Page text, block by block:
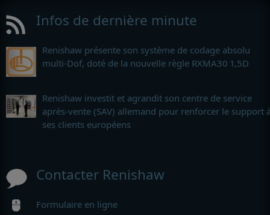
Infos de dernière minute
Renishaw présente son système de codage absolu
multi-Dof, doté de la nouvelle règle RXMA30 1,5D
Renishaw investit et agrandit son centre de service
après-vente (SAV) allemand pour renforcer le support
ses clients européens
Contacter Renishaw
Formulaire en ligne